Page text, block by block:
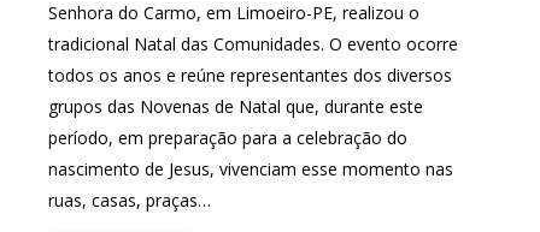
Senhora do Carmo, em Limoeiro-PE, realizou o
tradicional Natal das Comunidades. O evento ocorre
todos os anos e reúne representantes dos diversos
grupos das Novenas de Natal que, durante este
período, em preparação para a celebração do
nascimento de Jesus, vivenciam esse momento nas
ruas, casas, praças…